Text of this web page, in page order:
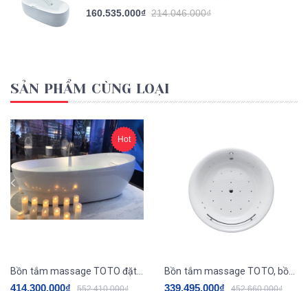
160.535.000₫ 214.046.000₫
SẢN PHẨM CÙNG LOẠI
Hot
Bồn tắm massage TOTO đặt sàn PJYD2200PWE#GW
414.300.000₫
Bồn tắm massage TOTO, bồn ngọc trai PPYD1720HPTE/TVBF412
339.495.000₫